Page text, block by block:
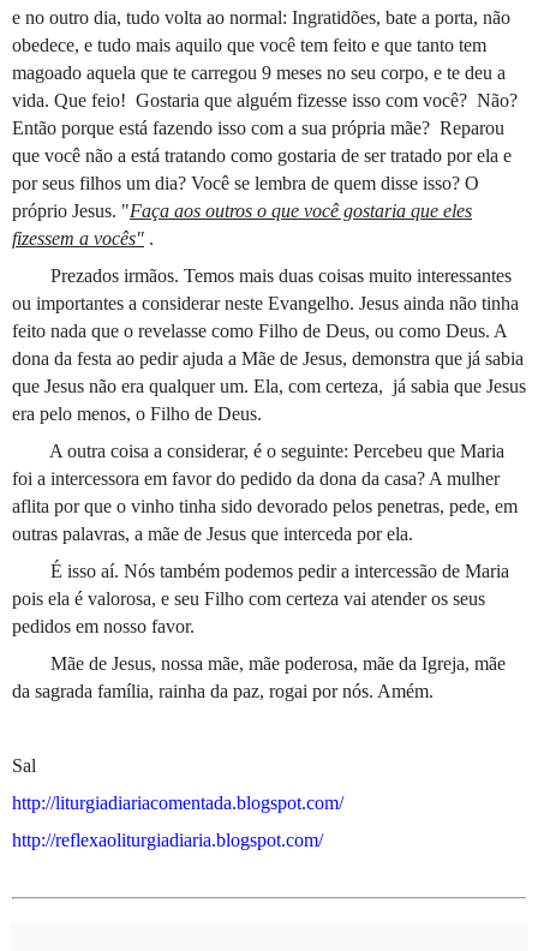
e no outro dia, tudo volta ao normal: Ingratidões, bate a porta, não
obedece, e tudo mais aquilo que você tem feito e que tanto tem
magoado aquela que te carregou 9 meses no seu corpo, e te deu a
vida. Que feio! Gostaria que alguém fizesse isso com você? Não?
Então porque está fazendo isso com a sua própria mãe? Reparou
que você não a está tratando como gostaria de ser tratado por ela e
por seus filhos um dia? Você se lembra de quem disse isso? O
próprio Jesus. "Faça aos outros o que você gostaria que eles
fizessem a vocês" .
Prezados irmãos. Temos mais duas coisas muito interessantes
ou importantes a considerar neste Evangelho. Jesus ainda não tinha
feito nada que o revelasse como Filho de Deus, ou como Deus. A
dona da festa ao pedir ajuda a Mãe de Jesus, demonstra que já sabia
que Jesus não era qualquer um. Ela, com certeza, já sabia que Jesus
era pelo menos, o Filho de Deus.
A outra coisa a considerar, é o seguinte: Percebeu que Maria
foi a intercessora em favor do pedido da dona da casa? A mulher
aflita por que o vinho tinha sido devorado pelos penetras, pede, em
outras palavras, a mãe de Jesus que interceda por ela.
É isso aí. Nós também podemos pedir a intercessão de Maria
pois ela é valorosa, e seu Filho com certeza vai atender os seus
pedidos em nosso favor.
Mãe de Jesus, nossa mãe, mãe poderosa, mãe da Igreja, mãe
da sagrada família, rainha da paz, rogai por nós. Amém.
Sal
http://liturgiadiariacomentada.blogspot.com/
http://reflexaoliturgiadiaria.blogspot.com/